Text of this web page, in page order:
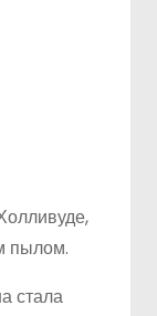
пылом.
стала